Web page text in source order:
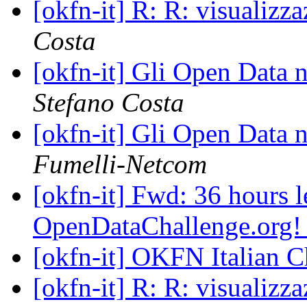
[okfn-it] R: R:
Costa
[okfn-it] Gli Open Data
Stefano Costa
[okfn-it] Gli Open Data
Fumelli-Netcom
[okfn-it] Fwd: 36 hours
[okfn-it] OKFN Italian
[okfn-it] R: R: